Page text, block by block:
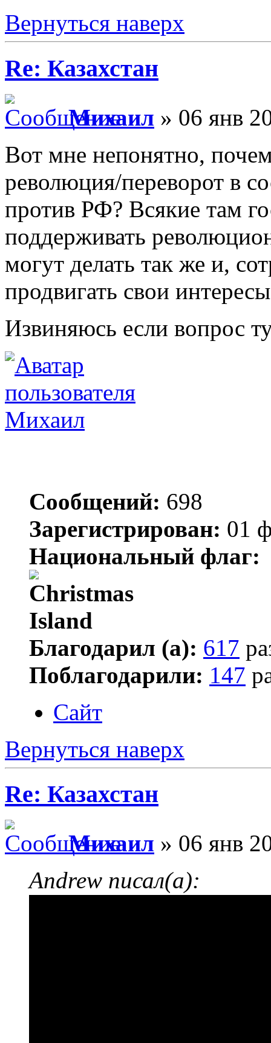
Вернуться наверх
Re: Казахстан
Михаил » 06 янв
Вот мне непонятно,
революция/переворот в
против РФ? Всякие там
поддерживать
могут делать так же и,
продвигать свои
Извиняюсь если вопрос
Михаил
Сообщений: 698
Зарегистрирован: 01
Национальный флаг:
Благодарил (а): 617
Поблагодарили: 147
Сайт
Вернуться наверх
Re: Казахстан
Михаил » 06 янв
Andrew писал(а):